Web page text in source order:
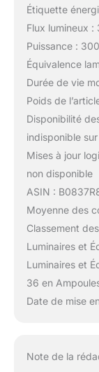
Étiquette
Flux lumineux :
Puissance :
Équivalence
Durée de vie
Poids de
Disponibilité
indisponible
Mises à jour
non disponible
ASIN :
Moyenne des
Classement
Luminaires et
Luminaires et
36 en
Date de mise
Note de la